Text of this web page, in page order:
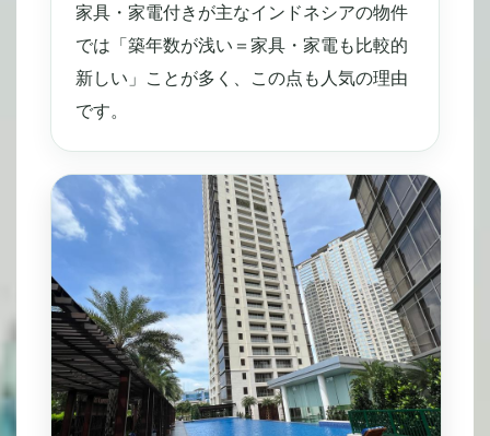
家具・家電付きが主なインドネシアの物件
では「築年数が浅い＝家具・家電も比較的
新しい」ことが多く、この点も人気の理由
です。